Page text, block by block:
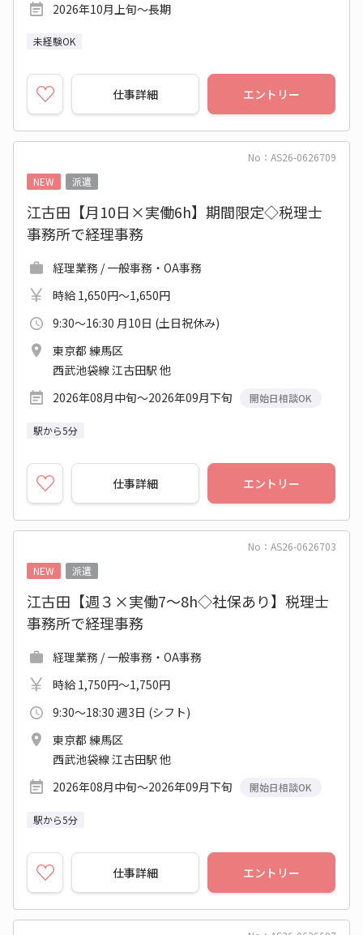
2026年10月上旬～長期
未経験OK
仕事詳細 エントリー
No：AS26-0626709
NEW
派遣
江古田【月10日×実働6h】期間限定◇税理士
事務所で経理事務
経理業務 / 一般事務・OA事務
時給 1,650円～1,650円
9:30～16:30 月10日 (土日祝休み)
東京都 練馬区
西武池袋線 江古田駅 他
2026年08月中旬～2026年09月下旬
開始日相談OK
駅から5分
仕事詳細 エントリー
No：AS26-0626703
NEW
派遣
江古田【週３×実働7～8h◇社保あり】税理士
事務所で経理事務
経理業務 / 一般事務・OA事務
時給 1,750円～1,750円
9:30～18:30 週3日 (シフト)
東京都 練馬区
西武池袋線 江古田駅 他
2026年08月中旬～2026年09月下旬
開始日相談OK
駅から5分
仕事詳細 エントリー